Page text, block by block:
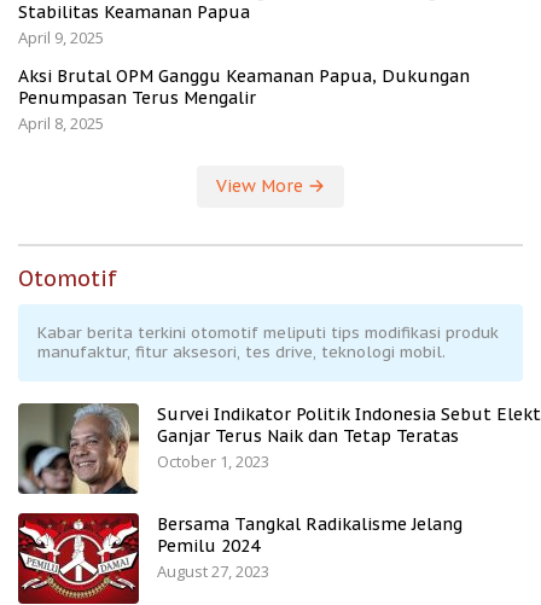
Stabilitas Keamanan Papua
April 9, 2025
Aksi Brutal OPM Ganggu Keamanan Papua, Dukungan
Penumpasan Terus Mengalir
April 8, 2025
View More
Otomotif
Kabar berita terkini otomotif meliputi tips modifikasi produk
manufaktur, fitur aksesori, tes drive, teknologi mobil.
Survei Indikator Politik Indonesia Sebut
Ganjar Terus Naik dan Tetap Teratas
October 1, 2023
Bersama Tangkal Radikalisme Jelang
Pemilu 2024
August 27, 2023